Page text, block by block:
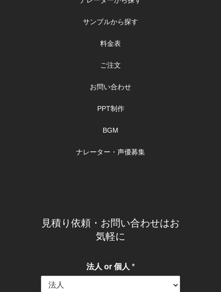
サンプルから探す
料金表
ご注文
お問い合わせ
PPT制作
BGM
ナレーター・声優募集
見積り依頼・お問い合わせはお
気軽に
法人 or 個人 *